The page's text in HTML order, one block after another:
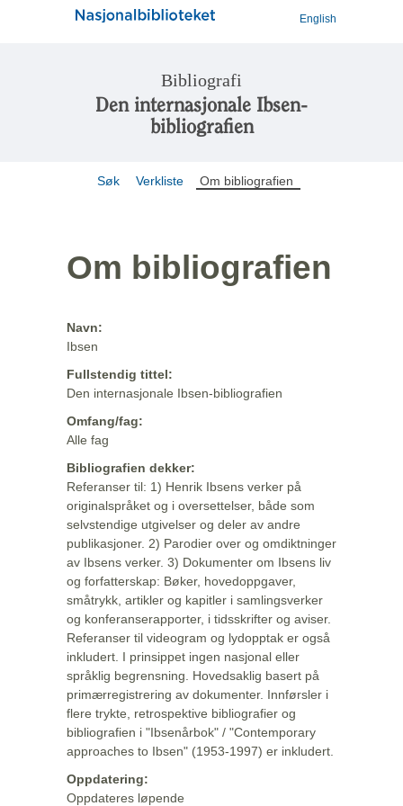
English
Bibliografi
Den internasjonale Ibsen-
bibliografien
Søk Verkliste Om bibliografien
Om bibliografien
Navn:
Ibsen
Fullstendig tittel:
Den internasjonale Ibsen-bibliografien
Omfang/fag:
Alle fag
Bibliografien dekker:
Referanser til: 1) Henrik Ibsens verker på
originalspråket og i oversettelser, både som
selvstendige utgivelser og deler av andre
publikasjoner. 2) Parodier over og omdiktninger
av Ibsens verker. 3) Dokumenter om Ibsens liv
og forfatterskap: Bøker, hovedoppgaver,
småtrykk, artikler og kapitler i samlingsverker
og konferanserapporter, i tidsskrifter og aviser.
Referanser til videogram og lydopptak er også
inkludert. I prinsippet ingen nasjonal eller
språklig begrensning. Hovedsaklig basert på
primærregistrering av dokumenter. Innførsler i
flere trykte, retrospektive bibliografier og
bibliografien i "Ibsenårbok" / "Contemporary
approaches to Ibsen" (1953-1997) er inkludert.
Oppdatering:
Oppdateres løpende